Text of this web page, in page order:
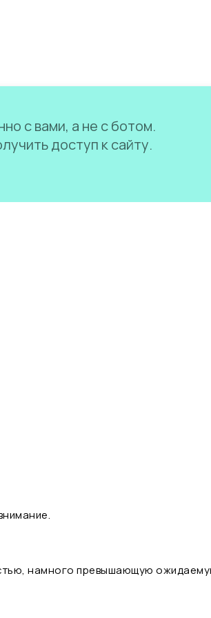
с вами, а не с ботом.
доступ к сайту.
намного превышающую